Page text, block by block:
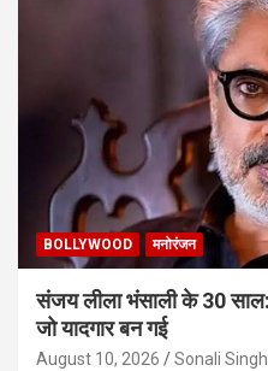
BOLLYWOOD मनोरंजन
संजय लीला भंसाली के 30 साल:
जो यादगार बन गई
August 10, 2026 Sonali Singh